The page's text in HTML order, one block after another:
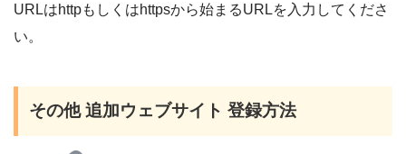
URLはhttpもしくはhttpsから始まるURLを入力してくださ
い。
その他 追加ウェブサイト 登録方法